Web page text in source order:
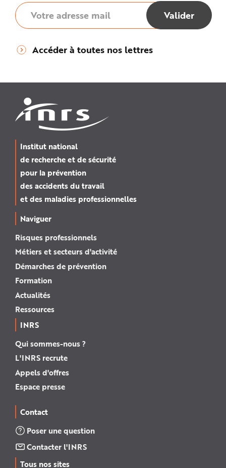
Accéder à toutes nos lettres
Institut national
de recherche et de sécurité
pour la prévention
des accidents du travail
et des maladies professionnelles
Naviguer
Risques professionnels
Métiers et secteurs d'activité
Démarches de prévention
Formation
Actualités
Ressources
INRS
Qui sommes-nous ?
L'INRS recrute
Appels d'offres
Espace presse
Contact
Poser une question
Contacter l'INRS
Tous nos sites